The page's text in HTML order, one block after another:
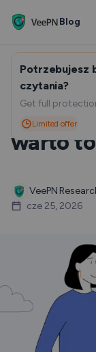
Blog
Jak
(i
warto
VeePN
cze 25, 2026
Potrzebujesz
czytania?
Get full
Limited offer